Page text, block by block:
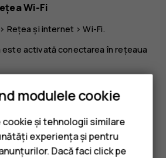
Wi-Fi
> Rețea și internet >Wi-Fi.
este activată conectarea în rețeaua
de date pentru mobil
sus în jos pe ecran, atingeți
Date pentru mobil.
modulele cookie
și tehnologii similare
experiența și pentru
Dacă faci click pe